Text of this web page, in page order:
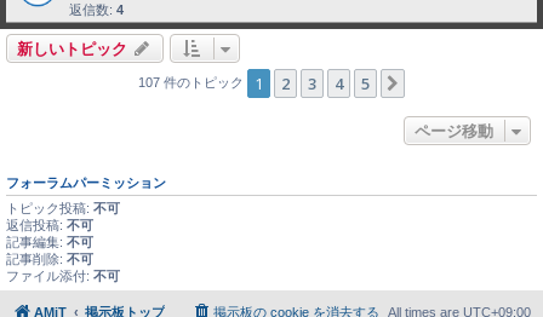
返信数: 4
新しいトピック
107 件のトピック 1 2 3 4 5
ページ移動
フォーラムパーミッション
トピック投稿: 不可
返信投稿: 不可
記事編集: 不可
記事削除: 不可
ファイル添付: 不可
AMiT 掲示板トップ All times are UTC+09:00
掲示板の cookie を消去する